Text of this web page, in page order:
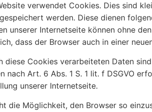
verwendet Cookies. Dies sind
werden. Diese dienen
unserer Internetseite können ohne
dass der Browser auch in einer
diese Cookies verarbeiteten Daten
nach Art. 6 Abs. 1 S. 1 lit. f DSGVO
unserer Internetseite.
die Möglichkeit, den Browser so